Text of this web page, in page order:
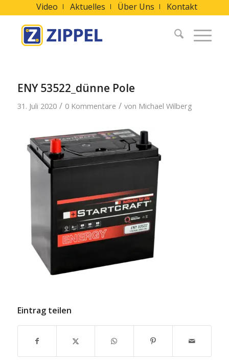
Video Aktuelles Über Uns Kontakt
ENY 53522_dünne Pole
31. Juli 2020 / 0 Kommentare / von Michael Wilberg
Eintrag teilen